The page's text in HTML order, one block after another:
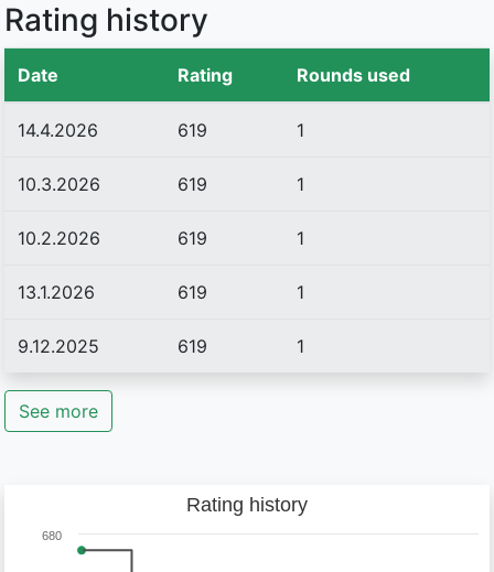
Rating history
Date Rating Rounds used
14.4.2026 619 1
10.3.2026 619 1
10.2.2026 619 1
13.1.2026 619 1
9.12.2025 619 1
See more
Rating history
680